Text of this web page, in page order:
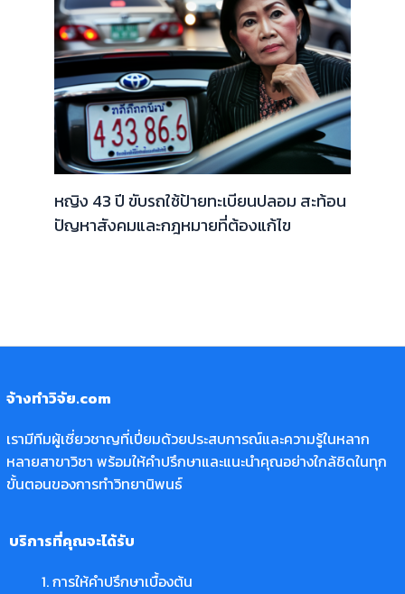
หญิง 43 ปี ขับรถใช้ป้ายทะเบียนปลอม สะท้อน
ปัญหาสังคมและกฎหมายที่ต้องแก้ไข
จ้างทำวิจัย.com
เรามีทีมผู้เชี่ยวชาญที่เปี่ยมด้วยประสบการณ์และความรู้ในหลาก
หลายสาขาวิชา พร้อมให้คำปรึกษาและแนะนำคุณอย่างใกล้ชิดในทุก
ขั้นตอนของการทำวิทยานิพนธ์
บริการที่คุณจะได้รับ
การให้คำปรึกษาเบื้องต้น